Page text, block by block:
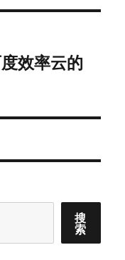
效率云的
搜
索